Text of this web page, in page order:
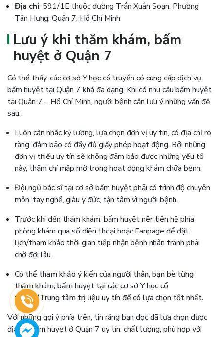
Địa chỉ: 591/1E thuộc đường Trần Xuân Soạn, Phường
Tân Hưng, Quận 7, Hồ Chí Minh.
Lưu ý khi thăm khám, bấm
huyệt ở Quận 7
Có thể thấy, các cơ sở Y học cổ truyền có cung cấp dịch vụ
bấm huyệt tại Quận 7 khá đa dạng. Khi có nhu cầu bấm huyệt
tại Quận 7 – Hồ Chí Minh, người bệnh cần lưu ý những vấn đề
sau:
Luôn cân nhắc kỹ lưỡng, lựa chọn đơn vị uy tín, có địa chỉ rõ
ràng, đảm bảo có đầy đủ giấy phép hoạt động. Bởi những
đơn vị thiếu uy tín sẽ không đảm bảo được những yếu tố
này, thậm chí mập mờ trong hoạt động khám chữa bệnh.
Đội ngũ bác sĩ tại cơ sở bấm huyệt phải có trình độ chuyên
môn, tay nghề, giàu y đức, tận tâm vì người bệnh.
Trước khi đến thăm khám, bấm huyệt nên liên hệ phía
phòng khám qua số điện thoại hoặc Fanpage để đặt
lịch/tham khảo thời gian tiếp nhận bệnh nhân tránh phải
chờ đợi lâu.
Có thể tham khảo ý kiến của người thân, bạn bè từng
thăm khám, bấm huyệt tại các cơ sở Y học cổ
truyền/Trung tâm trị liệu uy tín để có lựa chọn tốt nhất.
Với những gợi ý phía trên, tin rằng bạn đọc đã lựa chọn được
địa chỉ bấm huyệt ở Quận 7 uy tín, chất lượng, phù hợp với